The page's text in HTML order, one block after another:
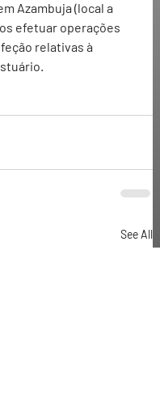
Azambuja (local a
efetuar operações
relativas à
See All